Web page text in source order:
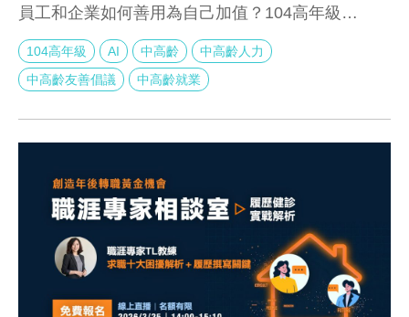
員工和企業如何善用為自己加值？104高年級去
年調查結果顯示，近半數企業視 AI 為中高齡員工
應具備的「基本功」，但31.2%完全沒有提供任
何培訓措施。我們從日本全家、日立、樂天與日
104高年級 AI 中高齡
中高齡人力
中高齡友善倡議
中高齡就業